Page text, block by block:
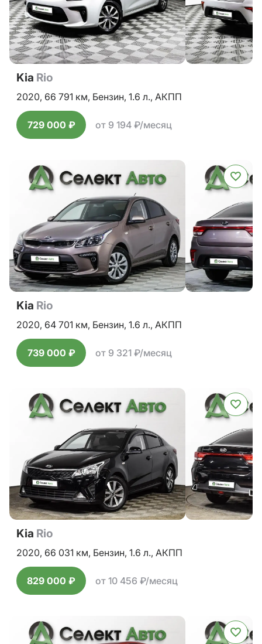
Kia Rio
2020, 66 791 км, Бензин, 1.6 л., АКПП
729 000 ₽ от 9 194 ₽/месяц
Kia Rio
2020, 64 701 км, Бензин, 1.6 л., АКПП
739 000 ₽ от 9 321 ₽/месяц
Kia Rio
2020, 66 031 км, Бензин, 1.6 л., АКПП
829 000 ₽ от 10 456 ₽/месяц